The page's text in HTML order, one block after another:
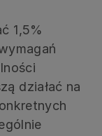
1,5%
działać na